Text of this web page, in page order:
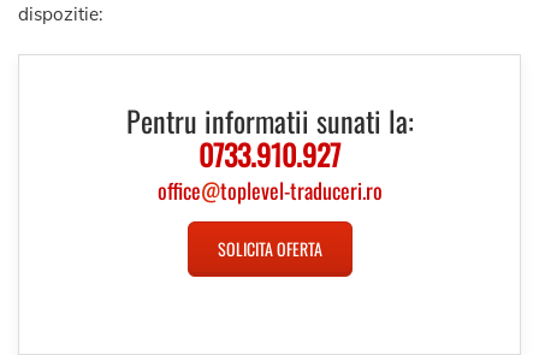
dispozitie:
Pentru informatii sunati la:
0733.910.927
office@toplevel-traduceri.ro
SOLICITA OFERTA